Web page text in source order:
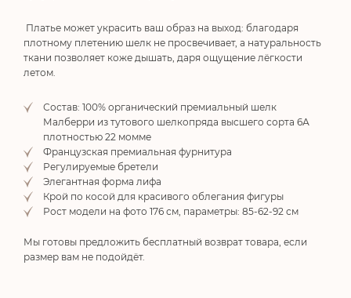
Платье может украсить ваш образ на выход: благодаря
плотному плетению шелк не просвечивает, а натуральность
ткани позволяет коже дышать, даря ощущение лёгкости
летом.
Состав: 100% органический премиальный шелк
Малберри из тутового шелкопряда высшего сорта 6А
плотностью 22 момме
Французская премиальная фурнитура
Регулируемые бретели
Элегантная форма лифа
Крой по косой для красивого облегания фигуры
Рост модели на фото 176 см, параметры: 85-62-92 см
Мы готовы предложить бесплатный возврат товара, если
размер вам не подойдёт.